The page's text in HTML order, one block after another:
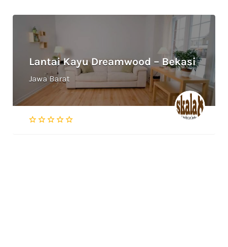
Lantai Kayu Dreamwood – Bekasi
Jawa Barat